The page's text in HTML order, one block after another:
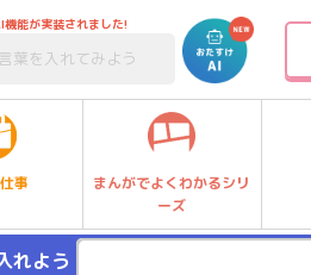
能が実装されました!
事
まんがでよくわかるシリ
ーズ
れよう